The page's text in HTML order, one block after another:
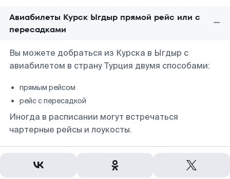
Авиабилеты Курск Ыгдыр прямой рейс или с
пересадками
Вы можете добраться из Курска в Ыгдыр с
авиабилетом в страну Турция двумя способами:
прямым рейсом
рейс с пересадкой
Иногда в расписании могут встречаться
чартерные рейсы и лоукосты.